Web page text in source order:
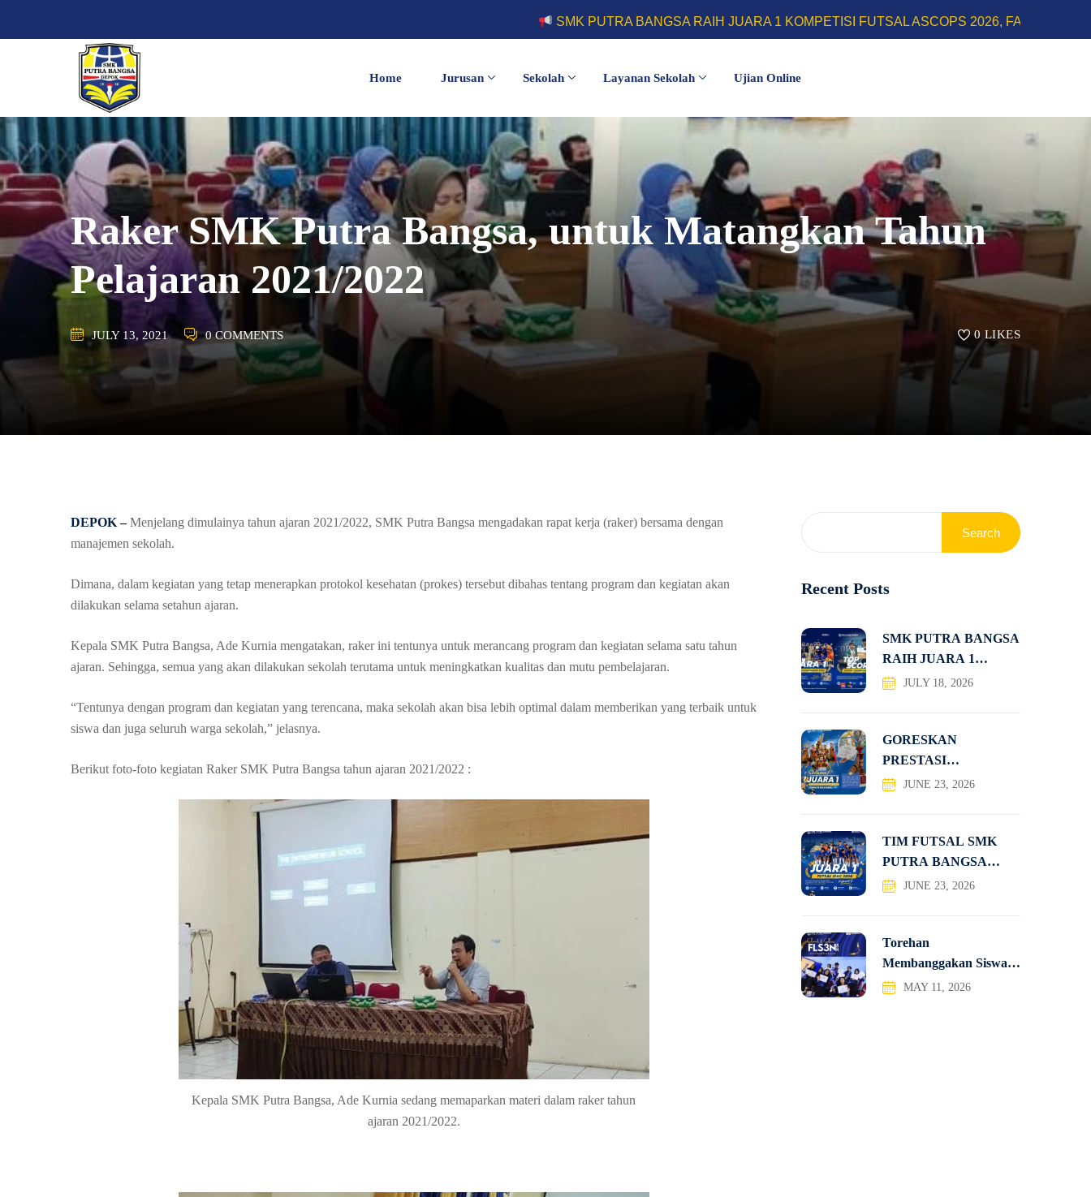
SMK PUTRA BANGSA RAIH JUARA 1 KOMPETISI FUTSAL ASCOPS 2026, FARIDH RIZKY HERLINO SABET
Home Jurusan Sekolah Layanan Sekolah Ujian Online
Raker SMK Putra Bangsa, untuk Matangkan Tahun
Pelajaran 2021/2022
JULY 13, 2021 0 COMMENTS 0 LIKES
DEPOK –Menjelang dimulainya tahun ajaran 2021/2022, SMK Putra Bangsa mengadakan rapat kerja (raker) bersama dengan
manajemen sekolah.
Dimana, dalam kegiatan yang tetap menerapkan protokol kesehatan (prokes) tersebut dibahas tentang program dan kegiatan akan
dilakukan selama setahun ajaran.
Kepala SMK Putra Bangsa, Ade Kurnia mengatakan, raker ini tentunya untuk merancang program dan kegiatan selama satu tahun
ajaran. Sehingga, semua yang akan dilakukan sekolah terutama untuk meningkatkan kualitas dan mutu pembelajaran.
“Tentunya dengan program dan kegiatan yang terencana, maka sekolah akan bisa lebih optimal dalam memberikan yang terbaik untuk
siswa dan juga seluruh warga sekolah,” jelasnya.
Berikut foto-foto kegiatan Raker SMK Putra Bangsa tahun ajaran 2021/2022 :
Kepala SMK Putra Bangsa, Ade Kurnia sedang memaparkan materi dalam raker tahun
ajaran 2021/2022.
Search
Recent Posts
SMK PUTRA BANGSA
RAIH JUARA 1
KOMPETISI
JULY 18, 2026
GORESKAN
PRESTASI
NASIONAL, TIM
JUNE 23, 2026
TIM FUTSAL SMK
PUTRA BANGSA
JUARA 1
JUNE 23, 2026
Torehan
Membanggakan Siswa-
Siswi SMK Putra
MAY 11, 2026